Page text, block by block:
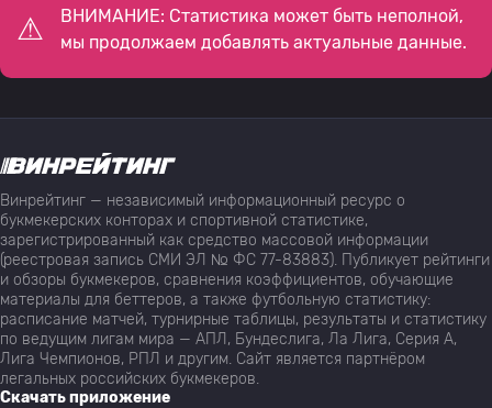
ВНИМАНИЕ: Статистика может быть неполной,
мы продолжаем добавлять актуальные данные.
Винрейтинг — независимый информационный ресурс о
букмекерских конторах и спортивной статистике,
зарегистрированный как средство массовой информации
(реестровая запись СМИ ЭЛ № ФС 77-83883). Публикует рейтинги
и обзоры букмекеров, сравнения коэффициентов, обучающие
материалы для беттеров, а также футбольную статистику:
расписание матчей, турнирные таблицы, результаты и статистику
по ведущим лигам мира — АПЛ, Бундеслига, Ла Лига, Серия А,
Лига Чемпионов, РПЛ и другим. Сайт является партнёром
легальных российских букмекеров.
Скачать приложение